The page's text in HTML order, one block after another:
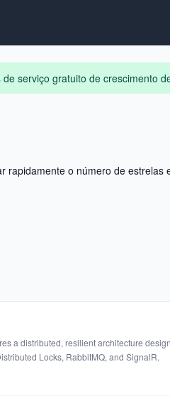
serviço gratuito de crescimento
o número de
a distributed, resilient architecture
Locks, RabbitMQ, and SignalR.